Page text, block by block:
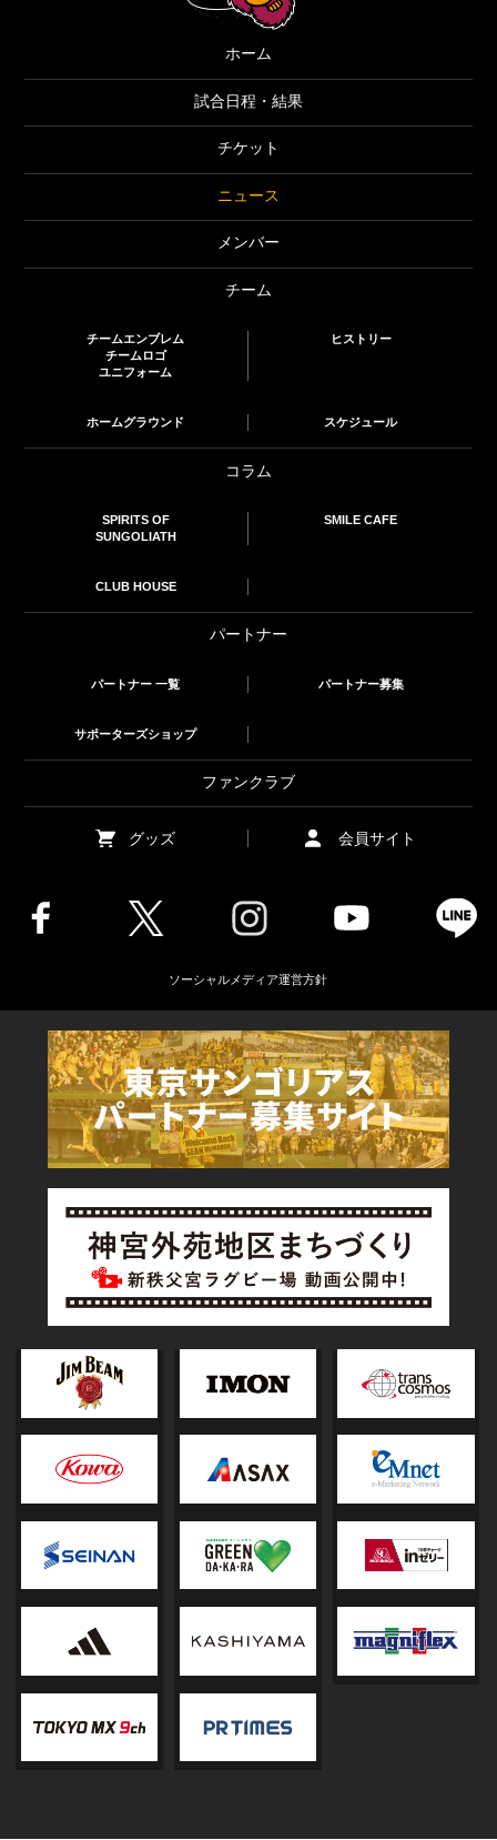
ホーム
試合日程・結果
チケット
ニュース
メンバー
チーム
チームエンブレム
チームロゴ
ユニフォーム
ヒストリー
ホームグラウンド スケジュール
コラム
SPIRITS OF
SUNGOLIATH
SMILE CAFE
CLUB HOUSE
パートナー
パートナー 一覧 パートナー募集
サポーターズショップ
ファンクラブ
グッズ 会員サイト
ソーシャルメディア運営方針